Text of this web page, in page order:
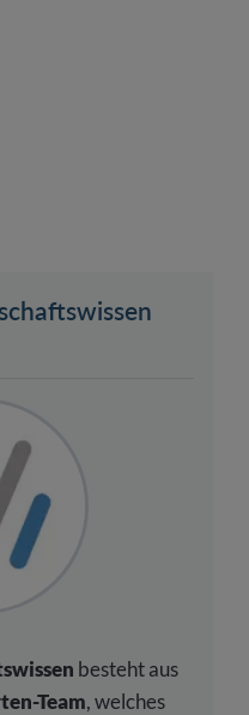
besteht aus
Team, welches